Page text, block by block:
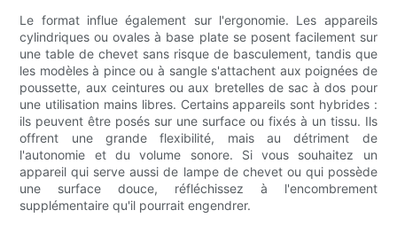
Le format influe également sur l'ergonomie. Les appareils
cylindriques ou ovales à base plate se posent facilement sur
une table de chevet sans risque de basculement, tandis que
les modèles à pince ou à sangle s'attachent aux poignées de
poussette, aux ceintures ou aux bretelles de sac à dos pour
une utilisation mains libres. Certains appareils sont hybrides :
ils peuvent être posés sur une surface ou fixés à un tissu. Ils
offrent une grande flexibilité, mais au détriment de
l'autonomie et du volume sonore. Si vous souhaitez un
appareil qui serve aussi de lampe de chevet ou qui possède
une surface douce, réfléchissez à l'encombrement
supplémentaire qu'il pourrait engendrer.